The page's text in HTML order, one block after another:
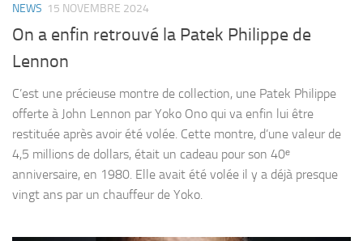
NEWS 15 NOVEMBRE 2024
On a enfin retrouvé la Patek Philippe de
Lennon
C’est une précieuse montre de collection, une Patek Philippe
offerte à John Lennon par Yoko Ono qui va enfin lui être
restituée après avoir été volée. Cette montre, d’une valeur de
4,5 millions de dollars, était un cadeau pour son 40ᵉ
anniversaire, en 1980. Elle avait été volée il y a déjà presque
vingt ans par un chauffeur de Yoko.